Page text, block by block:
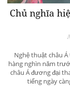
Chủ nghĩa
Nghệ thuật châu
hàng nghìn năm
châu Á đương đại
tiếng ngày